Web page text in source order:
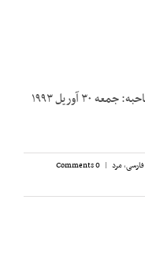
روایت‌کننده: آقای هادی خرسندی تاریخ مصاحبه: جمعه ۳۰ آوریل ۱۹۹۳
فارسی,مرد |
0 Comments